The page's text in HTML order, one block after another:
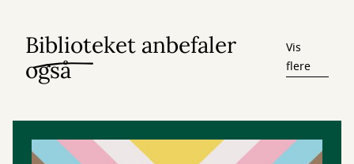
Biblioteket anbefaler
også
Vis
flere